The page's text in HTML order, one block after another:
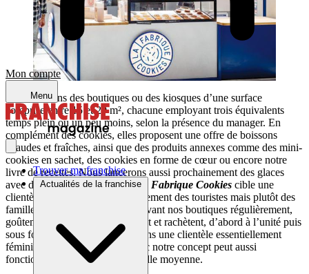
Mon compte
Menu
Trouver ma franchise
Actualités de la franchise
Nous ouvrons des boutiques ou des kiosques d’une surface
comprise entre 15 et 20 m², chacune employant trois équivalents
temps plein ou un peu moins, selon la présence du manager. En
complément des cookies, elles proposent une offre de boissons
chaudes et fraîches, ainsi que des produits annexes comme des mini-
cookies en sachet, des cookies en forme de cœur ou encore notre
livre de recettes. Nous lancerons aussi prochainement des glaces
avec des cookies à l’intérieur.La Fabrique Cookies cible une
clientèle très récurrente, pas seulement des touristes mais plutôt des
familles, des gens qui passent devant nos boutiques régulièrement,
goûtent le produit puis reviennent et rachètent, d’abord à l’unité puis
sous forme des boîtes. Nous avons une clientèle essentiellement
féminine entre 25 et 45 ans, donc notre concept peut aussi
fonctionner dans des villes de taille moyenne.